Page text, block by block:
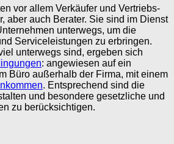
vor allem Verkäufer und Vertriebs-
aber auch Berater. Sie sind im Dienst
unterwegs, um die
Serviceleistungen zu erbringen.
unterwegs sind, ergeben sich
: angewiesen auf ein
Büro außerhalb der Firma, mit einem
. Entsprechend sind die
und besondere gesetzliche und
zu berücksichtigen.